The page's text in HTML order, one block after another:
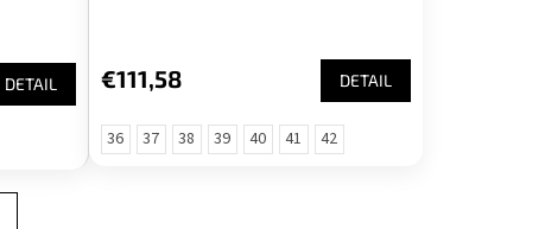
DETAIL €111,58 DETAIL
36 37 38 39 40 41 42